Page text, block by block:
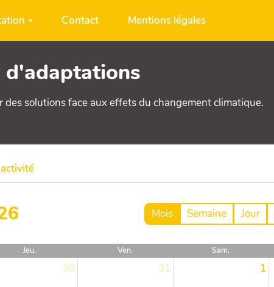
Contact Mentions légales
d'adaptations
solutions face aux effets du changement climatique.
Mois Semaine Jour
Jeu. Ven. Sam.
30 31 1